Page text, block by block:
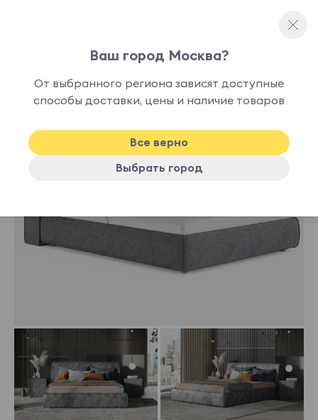
наличии
Ваш город Москва?
От выбранного региона зависят доступные
способы доставки, цены и наличие товаров
Все верно
Выбрать город